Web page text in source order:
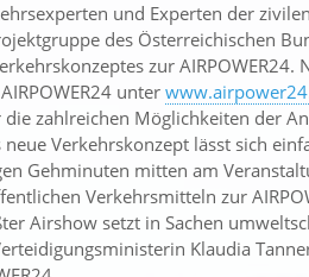
und Experten der
des Österreichischen
zur
unter
zahlreichen Möglichkeiten der
Verkehrskonzept lässt sich
Gehminuten mitten am
Verkehrsmitteln zur
Airshow setzt in Sachen
Klaudia